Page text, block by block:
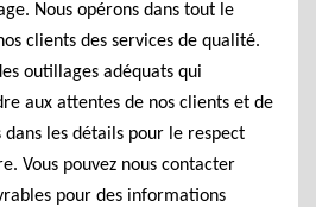
Nous opérons dans tout le
clients des services de qualité.
outillages adéquats qui
aux attentes de nos clients et de
les détails pour le respect
Vous pouvez nous contacter
pour des informations